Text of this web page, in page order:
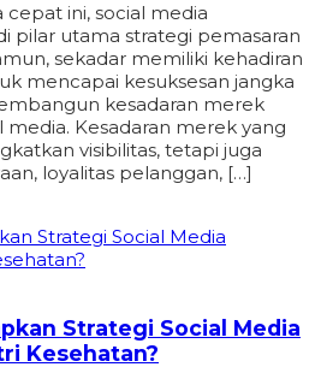
cepat ini, social media
pilar utama strategi pemasaran
sekadar memiliki kehadiran
mencapai kesuksesan jangka
kesadaran merek
Kesadaran merek yang
visibilitas, tetapi juga
loyalitas pelanggan, […]
Strategi Social Media
Kesehatan?